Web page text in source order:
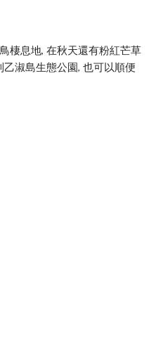
棲息地, 在秋天還有粉紅芒草
淑島生態公園, 也可以順便